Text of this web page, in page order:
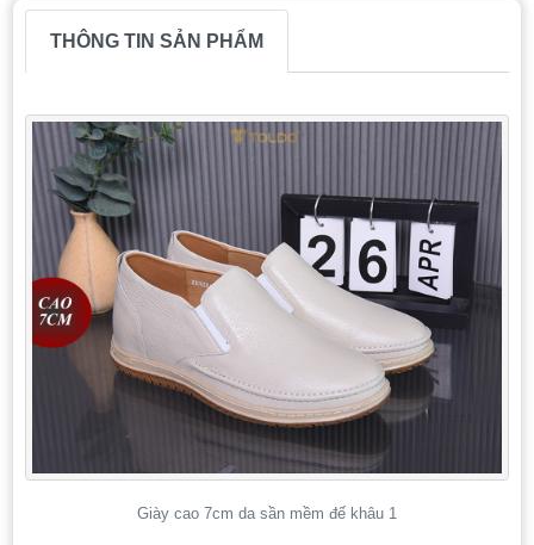
THÔNG TIN SẢN PHẨM
Giày cao 7cm da sần mềm đế khâu 1